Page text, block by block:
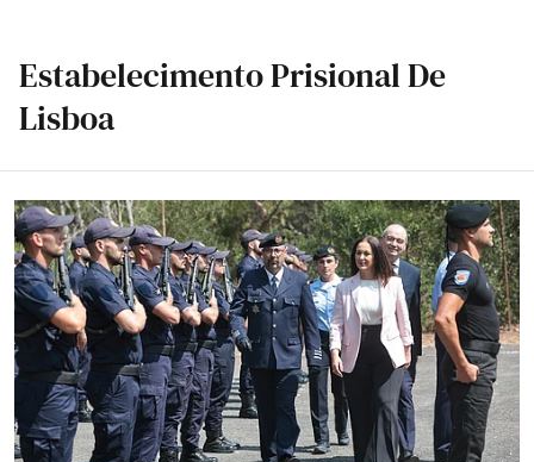
Estabelecimento Prisional De
Lisboa